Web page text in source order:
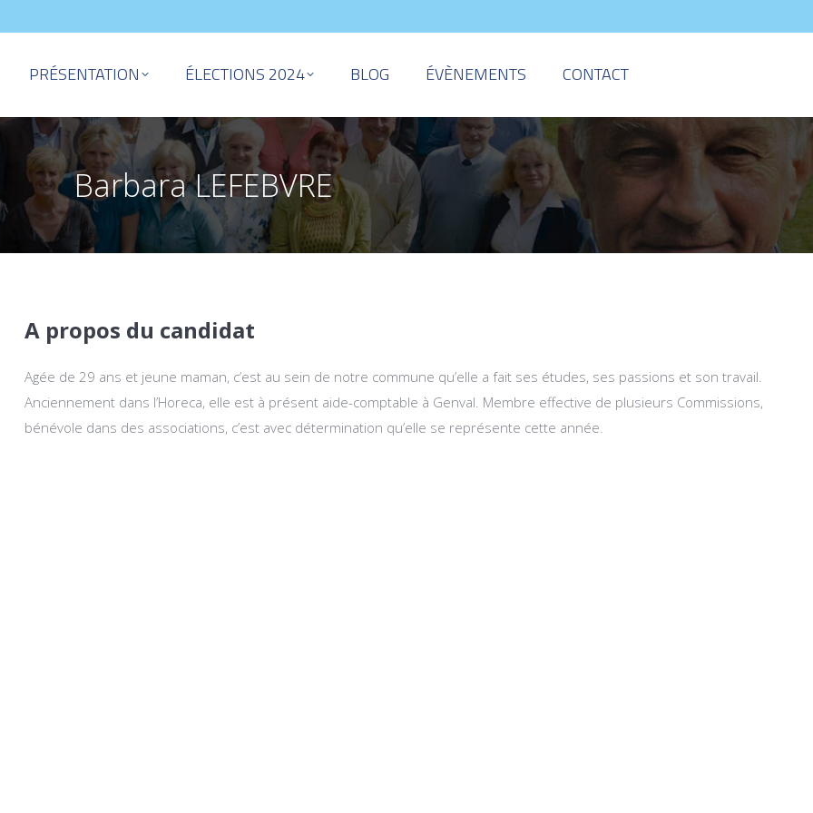
PRÉSENTATION ÉLECTIONS 2024 BLOG ÉVÈNEMENTS CONTACT
Barbara LEFEBVRE
A propos du candidat
Agée de 29 ans et jeune maman, c’est au sein de notre commune qu’elle a fait ses études, ses passions et son travail.
Anciennement dans l’Horeca, elle est à présent aide-comptable à Genval. Membre effective de plusieurs Commissions,
bénévole dans des associations, c’est avec détermination qu’elle se représente cette année.